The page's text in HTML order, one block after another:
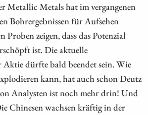
Metallic Metals hat im vergangenen
Bohrergebnissen für Aufsehen
Proben zeigen, dass das Potenzial
ist. Die aktuelle
dürfte bald beendet sein. Wie
kann, hat auch schon Deutz
Analysten ist noch mehr drin! Und
Chinesen wachsen kräftig in der